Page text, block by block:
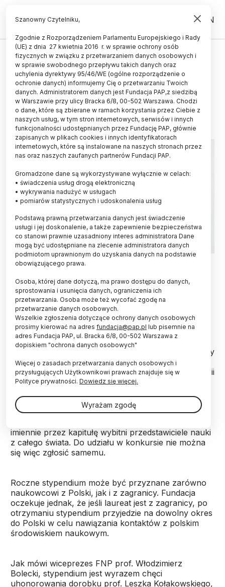
PL EN
LUDZIE
Rusza konkurs FNP o Stypendium
im. Leszka Kołakowskiego
18.07.2017
aktualizacja: 27.02.2019
2 minuty czytania
Fot. PAP/ Piotr Polak 23.05.2012
Wybitni filozofowie i historycy idei mają szansę
uzyskać stypendium w programie im. Leszka
Kołakowskiego. Fundacja na rzecz Nauki Polskiej
rozpoczyna drugą edycję konkursu w tym
zakresie. Stypendium to nawet 100 tys. zł.
Celem stypendium jest wyróżnienie uczonych, którzy
już na początku swojej kariery naukowej mogą
pochwalić się wybitnym dorobkiem w zakresie historii
idei i filozofii średniowiecznej i nowożytnej do 1939 r.
imiennie przez kapitułę wybitni przedstawiciele nauki
z całego świata. Do udziału w konkursie nie można
się więc zgłosić samemu.
Roczne stypendium może być przyznane zarówno
naukowcowi z Polski, jak i z zagranicy. Fundacja
oczekuje jednak, że jeśli laureat jest z zagranicy, po
otrzymaniu stypendium przyjedzie na dowolny okres
do Polski w celu nawiązania kontaktów z polskim
środowiskiem naukowym.
Jak mówi wiceprezes FNP prof. Włodzimierz
Bolecki, stypendium jest wyrazem chęci
uhonorowania dorobku prof. Leszka Kołakowskiego,
Szanowny Czytelniku,
Zgodnie z Rozporządzeniem Parlamentu Europejskiego i Rady
(UE) z dnia 27 kwietnia 2016 r. w sprawie ochrony osób
fizycznych w związku z przetwarzaniem danych osobowych i
w sprawie swobodnego przepływu takich danych oraz
uchylenia dyrektywy 95/46/WE (ogólne rozporządzenie o
ochronie danych) informujemy Cię o przetwarzaniu Twoich
danych. Administratorem danych jest Fundacja PAP,z siedzibą
w Warszawie przy ulicy Bracka 6/8, 00-502 Warszawa. Chodzi
o dane, które są zbierane w ramach korzystania przez Ciebie z
naszych usług, w tym stron internetowych, serwisów i innych
funkcjonalności udostępnianych przez Fundację PAP, głównie
zapisanych w plikach cookies i innych identyfikatorach
internetowych, które są instalowane na naszych stronach przez
nas oraz naszych zaufanych partnerów Fundacji PAP.
Gromadzone dane są wykorzystywane wyłącznie w celach:
• świadczenia usług drogą elektroniczną
• wykrywania nadużyć w usługach
• pomiarów statystycznych i udoskonalenia usług
Podstawą prawną przetwarzania danych jest świadczenie
usługi i jej doskonalenie, a także zapewnienie bezpieczeństwa
co stanowi prawnie uzasadniony interes administratora Dane
mogą być udostępniane na zlecenie administratora danych
podmiotom uprawnionym do uzyskania danych na podstawie
obowiązującego prawa.
Osoba, której dane dotyczą, ma prawo dostępu do danych,
sprostowania i usunięcia danych, ograniczenia ich
przetwarzania. Osoba może też wycofać zgodę na
przetwarzanie danych osobowych.
Wszelkie zgłoszenia dotyczące ochrony danych osobowych
prosimy kierować na adres fundacja@pap.pl lub pisemnie na
adres Fundacja PAP, ul. Bracka 6/8, 00-502 Warszawa z
dopiskiem "ochrona danych osobowych"
Więcej o zasadach przetwarzania danych osobowych i
przysługujących Użytkownikowi prawach znajduje się w
Polityce prywatności. Dowiedz się więcej.
Wyrażam zgodę